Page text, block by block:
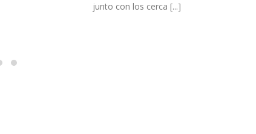
junto con los cerca [...]